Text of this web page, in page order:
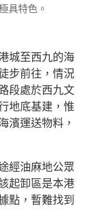
具特色。
城至西九的海
步前往，情況
段處於西九文
地底基建，惟
濱運送物料，
經油麻地公眾
起卸區是本港
點，暫難找到